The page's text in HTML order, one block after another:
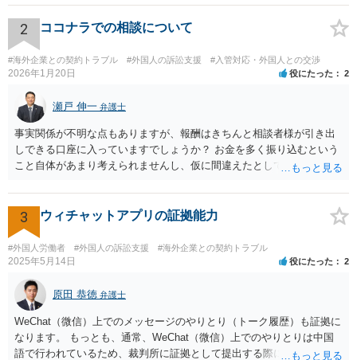
できません。余計な心配でしょう。
2 ココナラでの相談について
#海外企業との契約トラブル #外国人の訴訟支援 #入管対応・外国人との交渉
2026年1月20日 役にたった 2
瀬戸 伸一 弁護士
事実関係が不明な点もありますが、報酬はきちんと相談者様が引き出
しできる口座に入っていますでしょうか？ お金を多く振り込むという
こと自体があまり考えられませんし、仮に間違えたとしても、海外の
で、paypayを使うというのは、話として怪しい感じがします。 絶対に
損のないように行動されるとよいと思われます。
3 ウィチャットアプリの証拠能力
#外国人労働者 #外国人の訴訟支援 #海外企業との契約トラブル
2025年5月14日 役にたった 2
原田 恭徳 弁護士
WeChat（微信）上でのメッセージのやりとり（トーク履歴）も証拠に
なります。 もっとも、通常、WeChat（微信）上でのやりとりは中国
語で行われているため、裁判所に証拠として提出する際には日本語の